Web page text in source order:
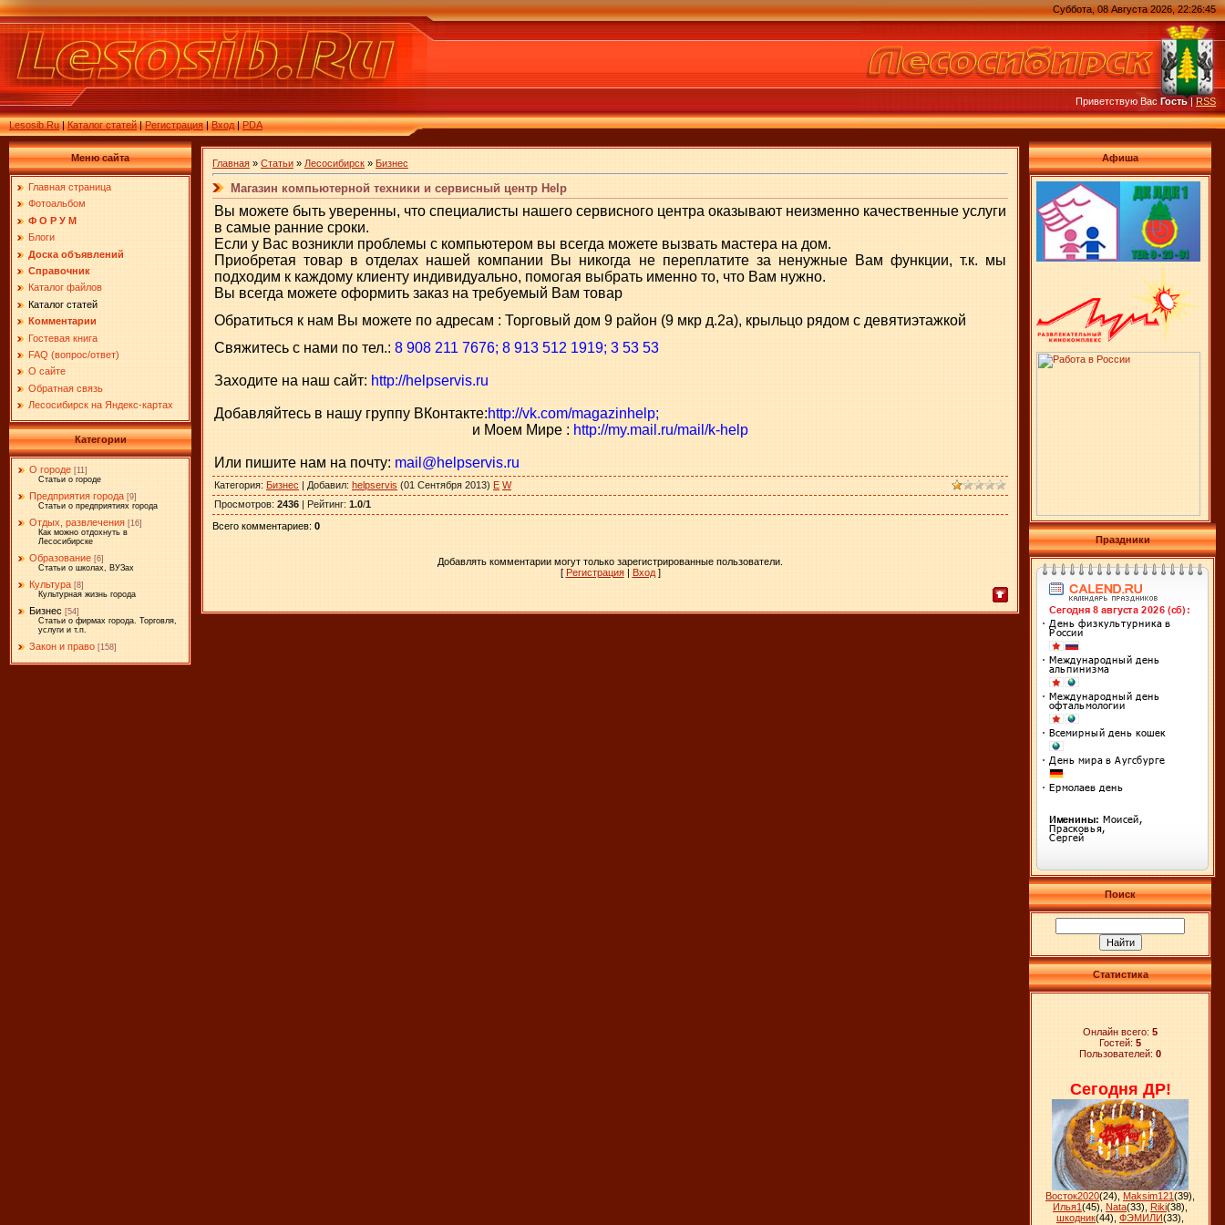
Lesosib.Ru|Каталог статей|Регистрация|Вход|PDA
Суббота, 08 Августа 2026, 22:26:45
Приветствую ВасГость|RSS
Меню сайта
Главная страница
Фотоальбом
Ф О Р У М
Блоги
Доска объявлений
Справочник
Каталог файлов
Каталог статей
Комментарии
Гостевая книга
FAQ (вопрос/ответ)
О сайте
Обратная связь
Лесосибирск на Яндекс-картах
Категории
О городе [11]
Статьи о городе
Предприятия города [9]
Статьи о предприятиях города
Отдых, развлечения [16]
Как можно отдохнуть в
Лесосибирске
Образование [6]
Статьи о школах, ВУЗах
Культура [8]
Культурная жизнь города
Бизнес [54]
Статьи о фирмах города. Торговля,
услуги и т.п.
Закон и право [158]
Главная » Статьи » Лесосибирск » Бизнес
Магазин компьютерной техники и сервисный центр Help
Вы можете быть уверенны, что специалисты нашего сервисного центра оказывают неизменно качественные услуги
в самые ранние сроки.
Если у Вас возникли проблемы с компьютером вы всегда можете вызвать мастера на дом.
Приобретая товар в отделах нашей компании Вы никогда не переплатите за ненужные Вам функции, т.к. мы
подходим к каждому клиенту индивидуально, помогая выбрать именно то, что Вам нужно.
Вы всегда можете оформить заказ на требуемый Вам товар
Обратиться к нам Вы можете по адресам : Торговый дом 9 район (9 мкр д.2а), крыльцо рядом с девятиэтажкой
Свяжитесь с нами по тел.: 8 908 211 7676; 8 913 512 1919; 3 53 53
Заходите на наш сайт: http://helpservis.ru
Добавляйтесь в нашу группу ВКонтакте:http://vk.com/magazinhelp;
и Моем Мире : http://my.mail.ru/mail/k-help
Или пишите нам на почту: mail@helpservis.ru
Категория: Бизнес | Добавил: helpservis (01 Сентября 2013) E W
Просмотров: 2436 | Рейтинг: 1.0/1
Всего комментариев: 0
Добавлять комментарии могут только зарегистрированные пользователи.
[ Регистрация| Вход]
Афиша
Праздники
Поиск
Статистика
Онлайн всего: 5
Гостей: 5
Пользователей: 0
Сегодня ДР!
Восток2020(24) Maksim121(39)
Илья1(45) Nata(33) Riki(38)
шкодник(44) ФЭМИЛИ(33)